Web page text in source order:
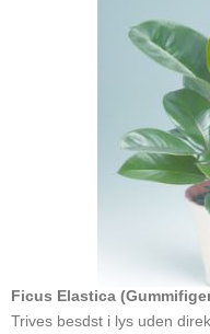
Ficus Elastica
Trives besdst i lys uden